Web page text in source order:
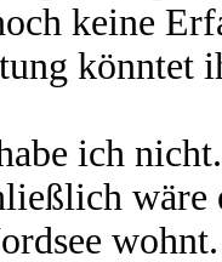
keine
könntet
ich
wohnt.